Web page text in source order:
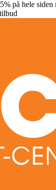
på hele siden